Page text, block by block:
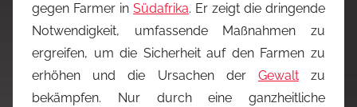
gegen Farmer in Südafrika. Er zeigt die dringende
Notwendigkeit, umfassende Maßnahmen zu
ergreifen, um die Sicherheit auf den Farmen zu
erhöhen und die Ursachen der Gewaltzu
bekämpfen. Nur durch eine ganzheitliche